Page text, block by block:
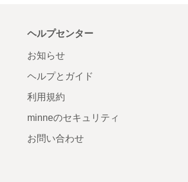
ヘルプセンター
お知らせ
ヘルプとガイド
利用規約
minneのセキュリティ
お問い合わせ